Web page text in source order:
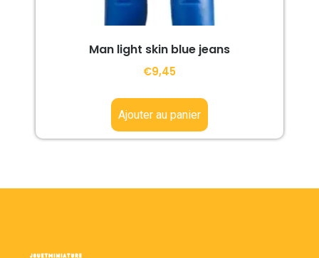
Man light skin blue jeans
€9,45
Ajouter au panier